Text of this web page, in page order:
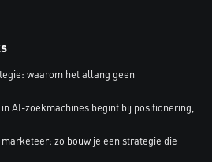
waarom het allang geen
AI-zoekmachines begint bij positionering,
zo bouw je een strategie die